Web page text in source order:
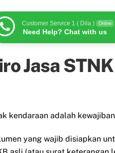
Customer Service 1 ( Dila ) Online
Need Help? Chat with us
Jasa
kendaraan adalah
yang wajib disiapkan